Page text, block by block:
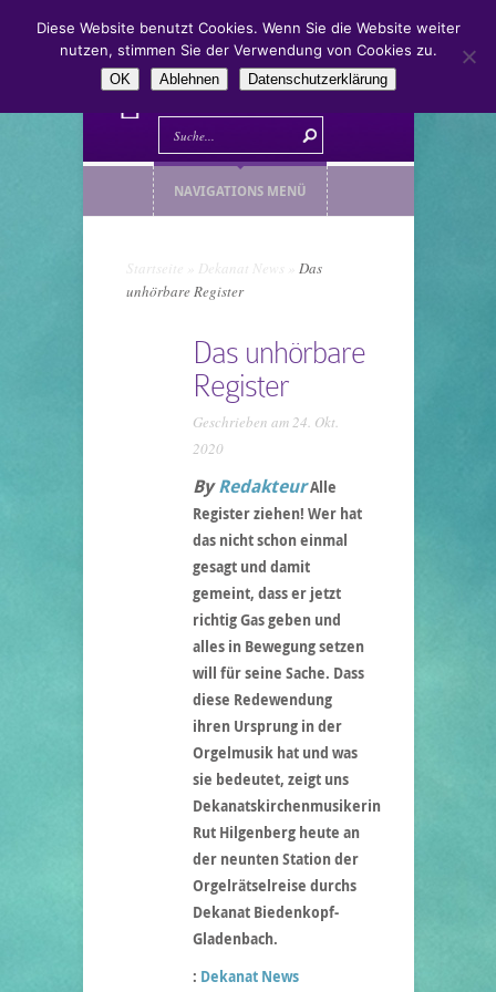
NAVIGATIONS MENÜ
Startseite Dekanat News
Das
unhörbare Register
Das unhörbare
Register
Geschrieben am 24. Okt.
2020
ByRedakteurAlle
Register ziehen! Wer hat
das nicht schon einmal
gesagt und damit
gemeint, dass er jetzt
richtig Gas geben und
alles in Bewegung setzen
will für seine Sache. Dass
diese Redewendung
ihren Ursprung in der
Orgelmusik hat und was
sie bedeutet, zeigt uns
Dekanatskirchenmusikerin
Rut Hilgenberg heute an
der neunten Station der
Orgelrätselreise durchs
Dekanat Biedenkopf-
Gladenbach.
: Dekanat News
Diese Website benutzt Cookies. Wenn Sie die Website weiter
nutzen, stimmen Sie der Verwendung von Cookies zu.
OK Ablehnen Datenschutzerklärung